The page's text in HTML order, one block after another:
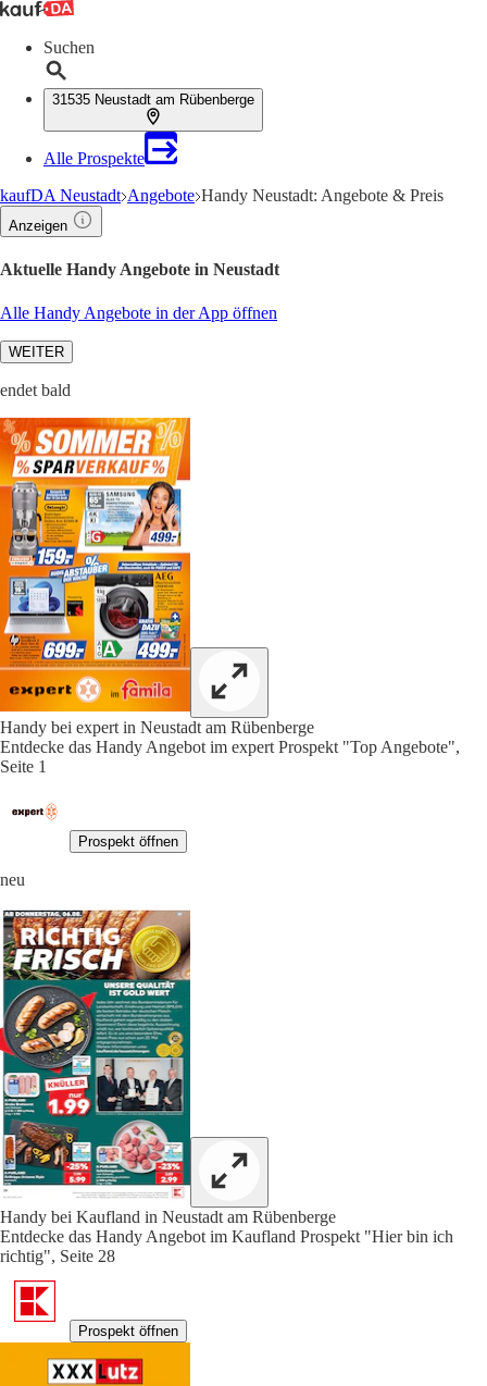
Suchen
31535 Neustadt am Rübenberge
Alle Prospekte
kaufDA Neustadt Angebote Handy Neustadt: Angebote & Preis
Anzeigen
Aktuelle Handy Angebote in Neustadt
Alle Handy Angebote in der App öffnen
WEITER
endet bald
Handy bei expert in Neustadt am Rübenberge
Entdecke das Handy Angebot im expert Prospekt "Top Angebote",
Seite 1
Prospekt öffnen
neu
Handy bei Kaufland in Neustadt am Rübenberge
Entdecke das Handy Angebot im Kaufland Prospekt "Hier bin ich
richtig", Seite 28
Prospekt öffnen